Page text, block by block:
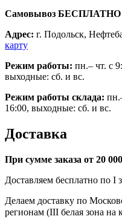
Самовывоз БЕСПЛАТНО
Адрес: г. Подольск,
карту
Режим работы: пн.– чт. с
выходные: сб. и вс.
Режим работы склада:
16:00, выходные: сб. и вс.
Доставка
При сумме заказа от 20
Доставляем бесплатно по I
Делаем доставку по
регионам (III белая зона на